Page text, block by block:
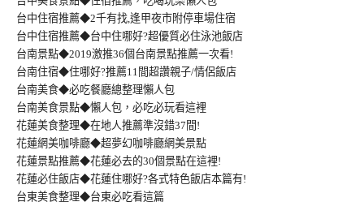
台中住宿推薦◆2千有找,逢甲夜市附停車場住宿
台中住宿推薦◆台中住哪好?超優質必住泳池飯店
台南景點◆2019激推36個台南景點推薦一次看!
台南住宿◆住哪好?推薦11間超讚親子/情侶飯店
台南美食◆必吃餐廳總整理懶人包
台南美食景點◆懶人包，必吃必玩看這裡
花蓮美食整理◆在地人推薦準沒錯37間!
花蓮網美咖啡廳◆超夢幻咖啡廳網美景點
花蓮景點推薦◆花蓮必去的30個景點在這裡!
花蓮必住飯店◆花蓮住哪好?各式特色飯店本篇有!
台東美食整理◆台東必吃看這篇